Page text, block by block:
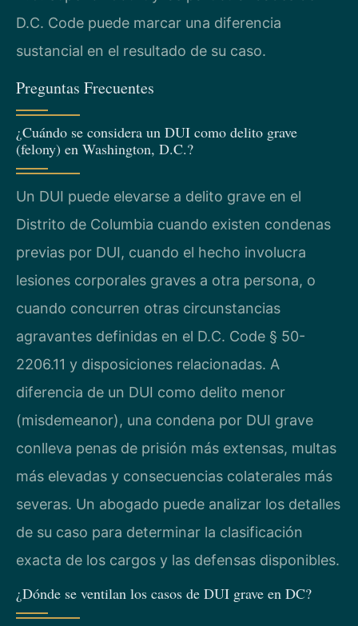
D.C. Code puede marcar una diferencia
sustancial en el resultado de su caso.
Preguntas Frecuentes
¿Cuándo se considera un DUI como delito grave
(felony) en Washington, D.C.?
Un DUI puede elevarse a delito grave en el
Distrito de Columbia cuando existen condenas
previas por DUI, cuando el hecho involucra
lesiones corporales graves a otra persona, o
cuando concurren otras circunstancias
agravantes definidas en el D.C. Code § 50-
2206.11 y disposiciones relacionadas. A
diferencia de un DUI como delito menor
(misdemeanor), una condena por DUI grave
conlleva penas de prisión más extensas, multas
más elevadas y consecuencias colaterales más
severas. Un abogado puede analizar los detalles
de su caso para determinar la clasificación
exacta de los cargos y las defensas disponibles.
¿Dónde se ventilan los casos de DUI grave en DC?